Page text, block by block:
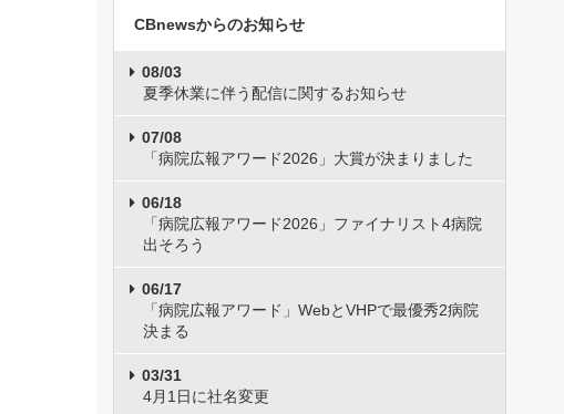
CBnewsからのお知らせ
08/03
夏季休業に伴う配信に関するお知らせ
07/08
「病院広報アワード2026」大賞が決まりました
06/18
「病院広報アワード2026」ファイナリスト4病院
出そろう
06/17
「病院広報アワード」WebとVHPで最優秀2病院
決まる
03/31
4月1日に社名変更